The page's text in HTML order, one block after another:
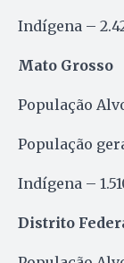
Indígena –
Mato Grosso
População
População
Indígena –
Distrito